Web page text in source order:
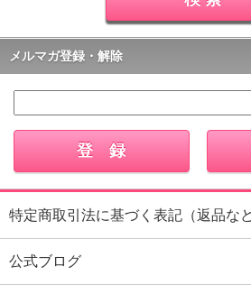
メルマガ登録・解除
特定商取引法に基づく表記（返品など
公式ブログ